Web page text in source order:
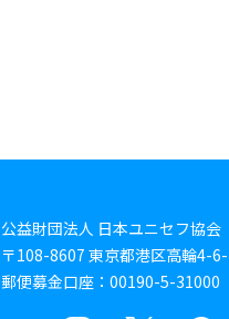
公益財団法人 日本ユニセフ協会
〒108-8607 東京都港区高輪4-
郵便募金口座：00190-5-31000